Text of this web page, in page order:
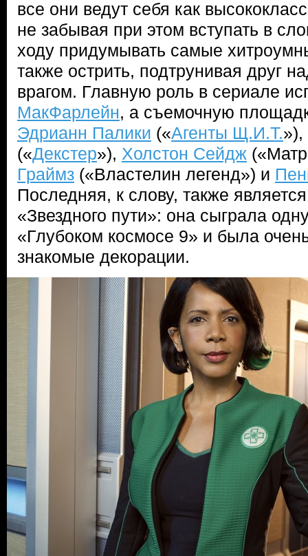
все они ведут себя как
не забывая при этом вступать в
ходу придумывать самые
также острить, подтрунивая друг
врагом. Главную роль в сериале
МакФарлейн, а съемочную
Эдрианн Палики («Агенты Щ.И.Т.»),
(«Декстер»), Холстон Сейдж
Граймз («Властелин легенд») и
Последняя, к слову, также
«Звездного пути»: она сыграла
«Глубоком космосе 9» и была
знакомые декорации.